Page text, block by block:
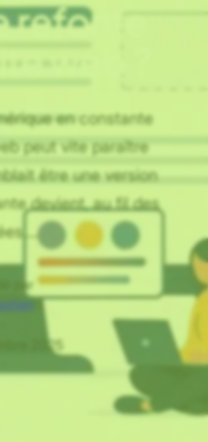
web ?
en constante
peut vite paraître
être une version
devient, au fil des
par
2025